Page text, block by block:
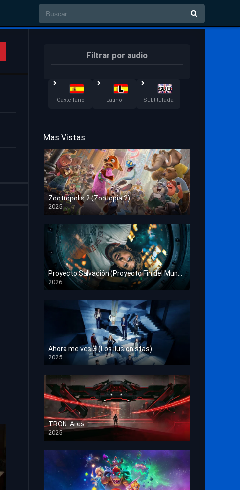
Filtrar por audio
Castellano Latino Subtitulada
Mas Vistas
Zootrópolis 2 (Zootopia 2)
2025
HD 1080p
Proyecto Salvación (Proyecto Fin del Mundo)
2026
HD 1080p
Ahora me ves 3 (Los ilusionistas)
2025
HD 1080p
TRON: Ares
2025
HD 1080p